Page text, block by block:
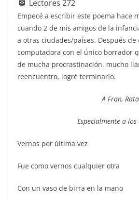
b
o
o
k
A
p
p
Lectores 272
Empecé a escribir este poema hace
cuando 2 de mis amigos de la
a otras ciudades/países. Después
computadora con el único borrador
de mucha procrastinación, mucho
reencuentro, logré terminarlo.
A Fran,
Especialmente a
Vernos por última vez
Fue como vernos cualquier otra
Con un vaso de birra en la mano